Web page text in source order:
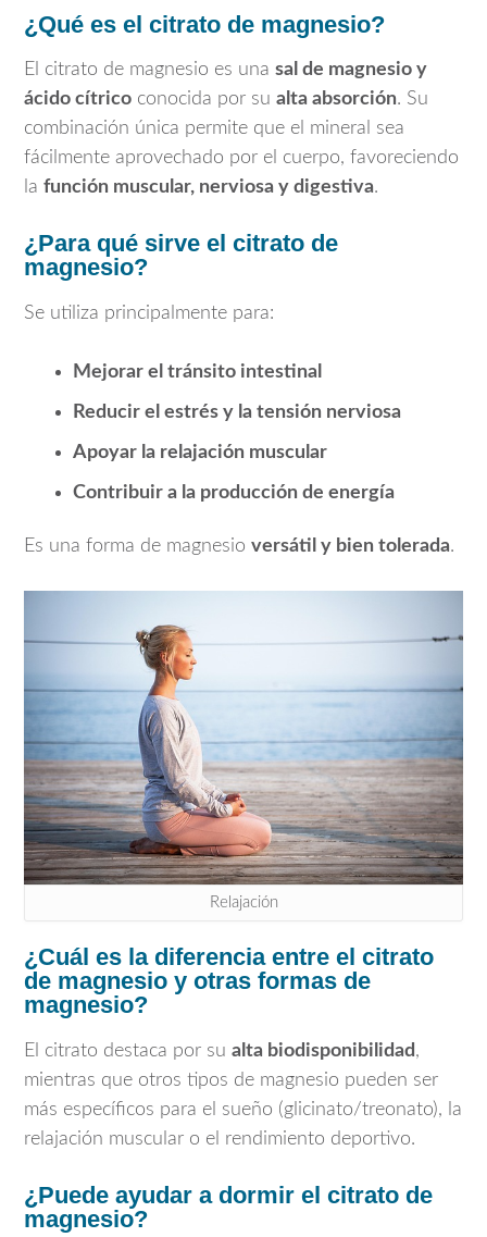
¿Qué es el citrato de magnesio?
El citrato de magnesio es una sal de magnesio y
ácido cítrico conocida por su alta absorción. Su
combinación única permite que el mineral sea
fácilmente aprovechado por el cuerpo, favoreciendo
la función muscular, nerviosa y digestiva.
¿Para qué sirve el citrato de
magnesio?
Se utiliza principalmente para:
Mejorar el tránsito intestinal
Reducir el estrés y la tensión nerviosa
Apoyar la relajación muscular
Contribuir a la producción de energía
Es una forma de magnesio versátil y bien tolerada.
Relajación
¿Cuál es la diferencia entre el citrato
de magnesio y otras formas de
magnesio?
El citrato destaca por su alta biodisponibilidad,
mientras que otros tipos de magnesio pueden ser
más específicos para el sueño (glicinato/treonato), la
relajación muscular o el rendimiento deportivo.
¿Puede ayudar a dormir el citrato de
magnesio?